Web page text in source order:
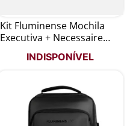
Kit Fluminense Mochila
Executiva + Necessaire
INDISPONÍVEL